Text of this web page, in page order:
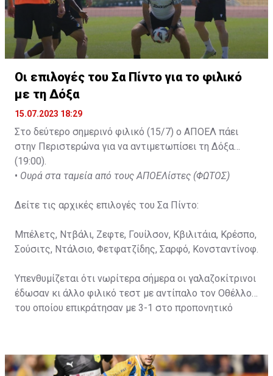
Οι επιλογές του Σα Πίντο για το φιλικό
με τη Δόξα
15.07.2023 18:29
Στο δεύτερο σημερινό φιλικό (15/7) ο ΑΠΟΕΛ πάει
στην Περιστερώνα για να αντιμετωπίσει τη Δόξα
(19:00).
• Ουρά στα ταμεία από τους ΑΠΟΕΛίστες (ΦΩΤΟΣ)
Δείτε τις αρχικές επιλογές του Σα Πίντο:
Μπέλετς, Ντβάλι, Ζεφτε, Γουίλσον, Κβιλιτάια, Κρέσπο,
Σούσιτς, Ντάλσιο, Φετφατζίδης, Σαρφό, Κονσταντίνοφ.
Υπενθυμίζεται ότι νωρίτερα σήμερα οι γαλαζοκίτρινοι
έδωσαν κι άλλο φιλικό τεστ με αντίπαλο τον Οθέλλο,
του οποίου επικράτησαν με 3-1 στο προπονητικό